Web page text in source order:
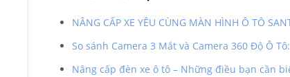
NÂNG CẤP XE YÊU CÙNG MÀN HÌNH Ô TÔ
So sánh Camera 3 Mắt và Camera 360 Độ Ô
Nâng cấp đèn xe ô tô – Những điều bạn cần